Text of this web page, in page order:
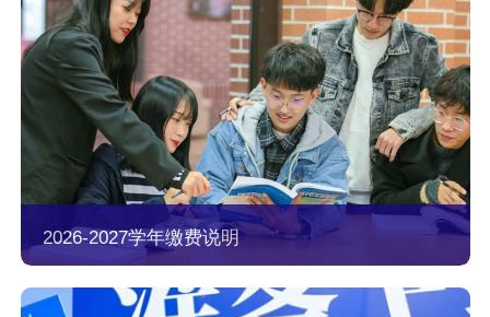
2026-2027学年缴费说明